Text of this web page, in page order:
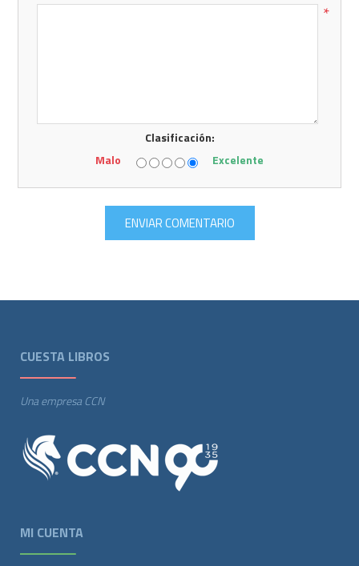
*
Clasificación:
Malo
Excelente
CUESTA LIBROS
Una empresa CCN
MI CUENTA